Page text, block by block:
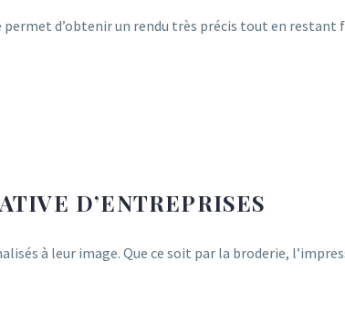
d’obtenir un rendu très précis tout en
D’ENTREPRISES
à leur image. Que ce soit par la broderie,